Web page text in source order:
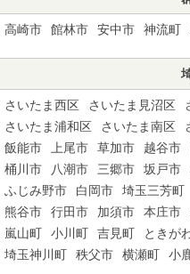
高崎市 館林市 安中市 神流町
さいたま西区 さいたま見沼区
さいたま浦和区
さいたま南区
飯能市
上尾市 草加市 越谷市
桶川市
八潮市 三郷市 坂戸市
ふじみ野市
白岡市 埼玉三芳町
熊谷市
行田市 加須市 本庄市
嵐山町
小川町 吉見町 ときが
埼玉神川町
秩父市 横瀬町 小